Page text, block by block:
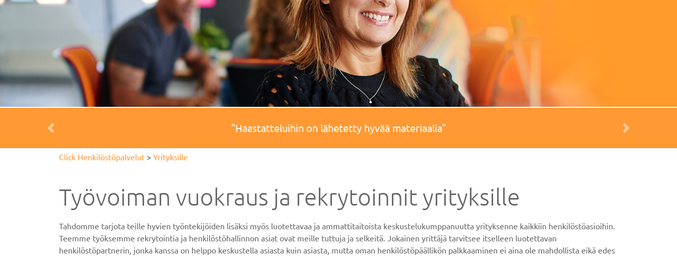
"Haastatteluihin on lähetetty hyvää materiaalia"
Previous Next
Click Henkilöstöpalvelut > Yrityksille
Työvoiman vuokraus ja rekrytoinnit yrityksille
Tahdomme tarjota teille hyvien työntekijöiden lisäksi myös luotettavaa ja ammattitaitoista keskustelukumppanuutta yrityksenne kaikkiin henkilöstöasioihin.
Teemme työksemme rekrytointia ja henkilöstöhallinnon asiat ovat meille tuttuja ja selkeitä. Jokainen yrittäjä tarvitsee itselleen luotettavan
henkilöstöpartnerin, jonka kanssa on helppo keskustella asiasta kuin asiasta, mutta oman henkilöstöpäällikön palkkaaminen ei aina ole mahdollista eikä edes